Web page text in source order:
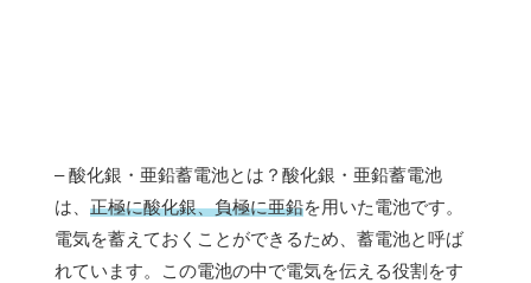
– 酸化銀・亜鉛蓄電池とは？酸化銀・亜鉛蓄電池
は、 正極に酸化銀、負極に亜鉛を用いた電池です。
電気を蓄えておくことができるため、蓄電池と呼ば
れています。この電池の中で電気を伝える役割をす